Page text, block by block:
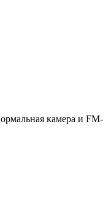
камера и FM-